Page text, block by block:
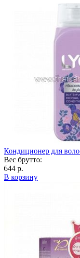
Кондиционер для
Вес брутто:
644 р.
В корзину